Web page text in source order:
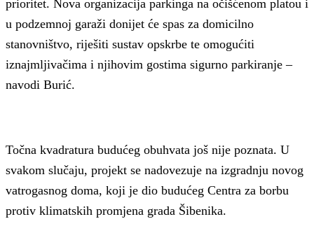
prioritet. Nova organizacija parkinga na očišćenom platou i
u podzemnoj garaži donijet će spas za domicilno
stanovništvo, riješiti sustav opskrbe te omogućiti
iznajmljivačima i njihovim gostima sigurno parkiranje –
navodi Burić.
Točna kvadratura budućeg obuhvata još nije poznata. U
svakom slučaju, projekt se nadovezuje na izgradnju novog
vatrogasnog doma, koji je dio budućeg Centra za borbu
protiv klimatskih promjena grada Šibenika.